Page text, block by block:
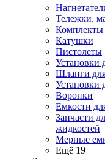
Тележки,
Комплекты
Катушки
Пистолеты
Установки
Шланги
Установки
Воронки
Емкости
Запчасти
жидкостей
Мерные
Ещё 19